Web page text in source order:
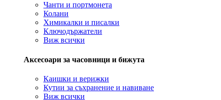
Чанти и портмонета
Колани
Химикалки и писалки
Ключодържатели
Виж всички
Аксесоари за часовници и бижута
Каишки и верижки
Кутии за съхранение и навиване
Виж всички